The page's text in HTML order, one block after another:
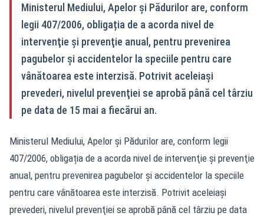
Ministerul Mediului, Apelor și Pădurilor are, conform
legii 407/2006, obligația de a acorda nivel de
intervenţie şi prevenţie anual, pentru prevenirea
pagubelor şi accidentelor la speciile pentru care
vânătoarea este interzisă. Potrivit aceleiași
prevederi, nivelul prevenţiei se aprobă până cel târziu
pe data de 15 mai a fiecărui an.
Ministerul Mediului, Apelor și Pădurilor are, conform legii
407/2006, obligația de a acorda nivel de intervenţie şi prevenţie
anual, pentru prevenirea pagubelor şi accidentelor la speciile
pentru care vânătoarea este interzisă. Potrivit aceleiași
prevederi, nivelul prevenţiei se aprobă până cel târziu pe data